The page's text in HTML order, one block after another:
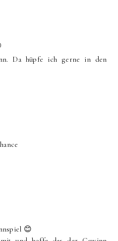
Da hüpfe ich gerne in den
😊